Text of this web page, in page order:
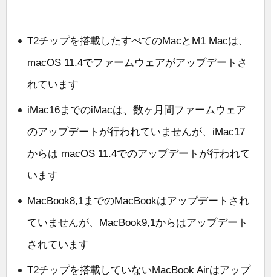
T2チップを搭載したすべてのMacとM1 Macは、
macOS 11.4でファームウェアがアップデートさ
れています
iMac16までのiMacは、数ヶ月間ファームウェア
のアップデートが行われていませんが、iMac17
からは macOS 11.4でのアップデートが行われて
います
MacBook8,1までのMacBookはアップデートされ
ていませんが、MacBook9,1からはアップデート
されています
T2チップを搭載していないMacBook Airはアップ